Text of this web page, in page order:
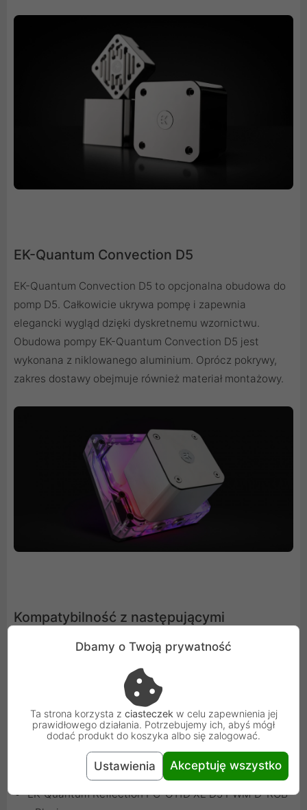
EK-Quantum Convection D5
EK-Quantum Convection D5 to opcjonalna obudowa do
pomp D5. Całkowicie ukrywa pompę i zapewnia
elegancki wygląd dzięki dyskretnemu wzornictwu.
Obudowa pompy EK-Quantum Convection D5 jest
wykonana z niklowanego aluminium. Oprócz pokrywy,
zakres dostawy obejmuje również materiał montażowy.
Kompatybilność z następującymi
EK-Quantum Reflection Fractal ATX D5 PWM D-RGB -
Plexi
EK-Quantum Reflection Evolv X D5 PWM D-RGB -
EK-Quantum Reflection 1000D D5 PWM D-RGB - Plexi
EK-Quantum Reflection PC-O11D XL D5 PWM D-RGB
Dbamy o Twoją prywatność
Ta strona korzysta z ciasteczek w celu zapewnienia jej
prawidłowego działania. Potrzebujemy ich, abyś mógł
dodać produkt do koszyka albo się zalogować.
Ustawienia Akceptuję wszystko